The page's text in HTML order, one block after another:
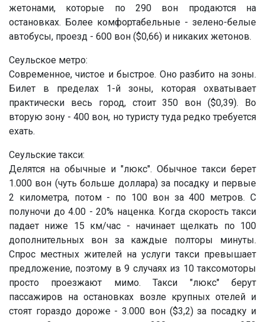
жетонами, которые по 290 вон продаются на
остановках. Более комфортабельные - зелено-белые
автобусы, проезд - 600 вон ($0,66) и никаких жетонов.
Сеульское метро:
Современное, чистое и быстрое. Оно разбито на зоны.
Билет в пределах 1-й зоны, которая охватывает
практически весь город, стоит 350 вон ($0,39). Во
вторую зону - 400 вон, но туристу туда редко требуется
ехать.
Сеульские такси:
Делятся на обычные и "люкс". Обычное такси берет
1.000 вон (чуть больше доллара) за посадку и первые
2 километра, потом - по 100 вон за 400 метров. С
полуночи до 4.00 - 20% наценка. Когда скорость такси
падает ниже 15 км/час - начинает щелкать по 100
дополнительных вон за каждые полторы минуты.
Спрос местных жителей на услуги такси превышает
предложение, поэтому в 9 случаях из 10 таксомоторы
просто проезжают мимо. Такси "люкс" берут
пассажиров на остановках возле крупных отелей и
стоят гораздо дороже - 3.000 вон ($3,2) за посадку и